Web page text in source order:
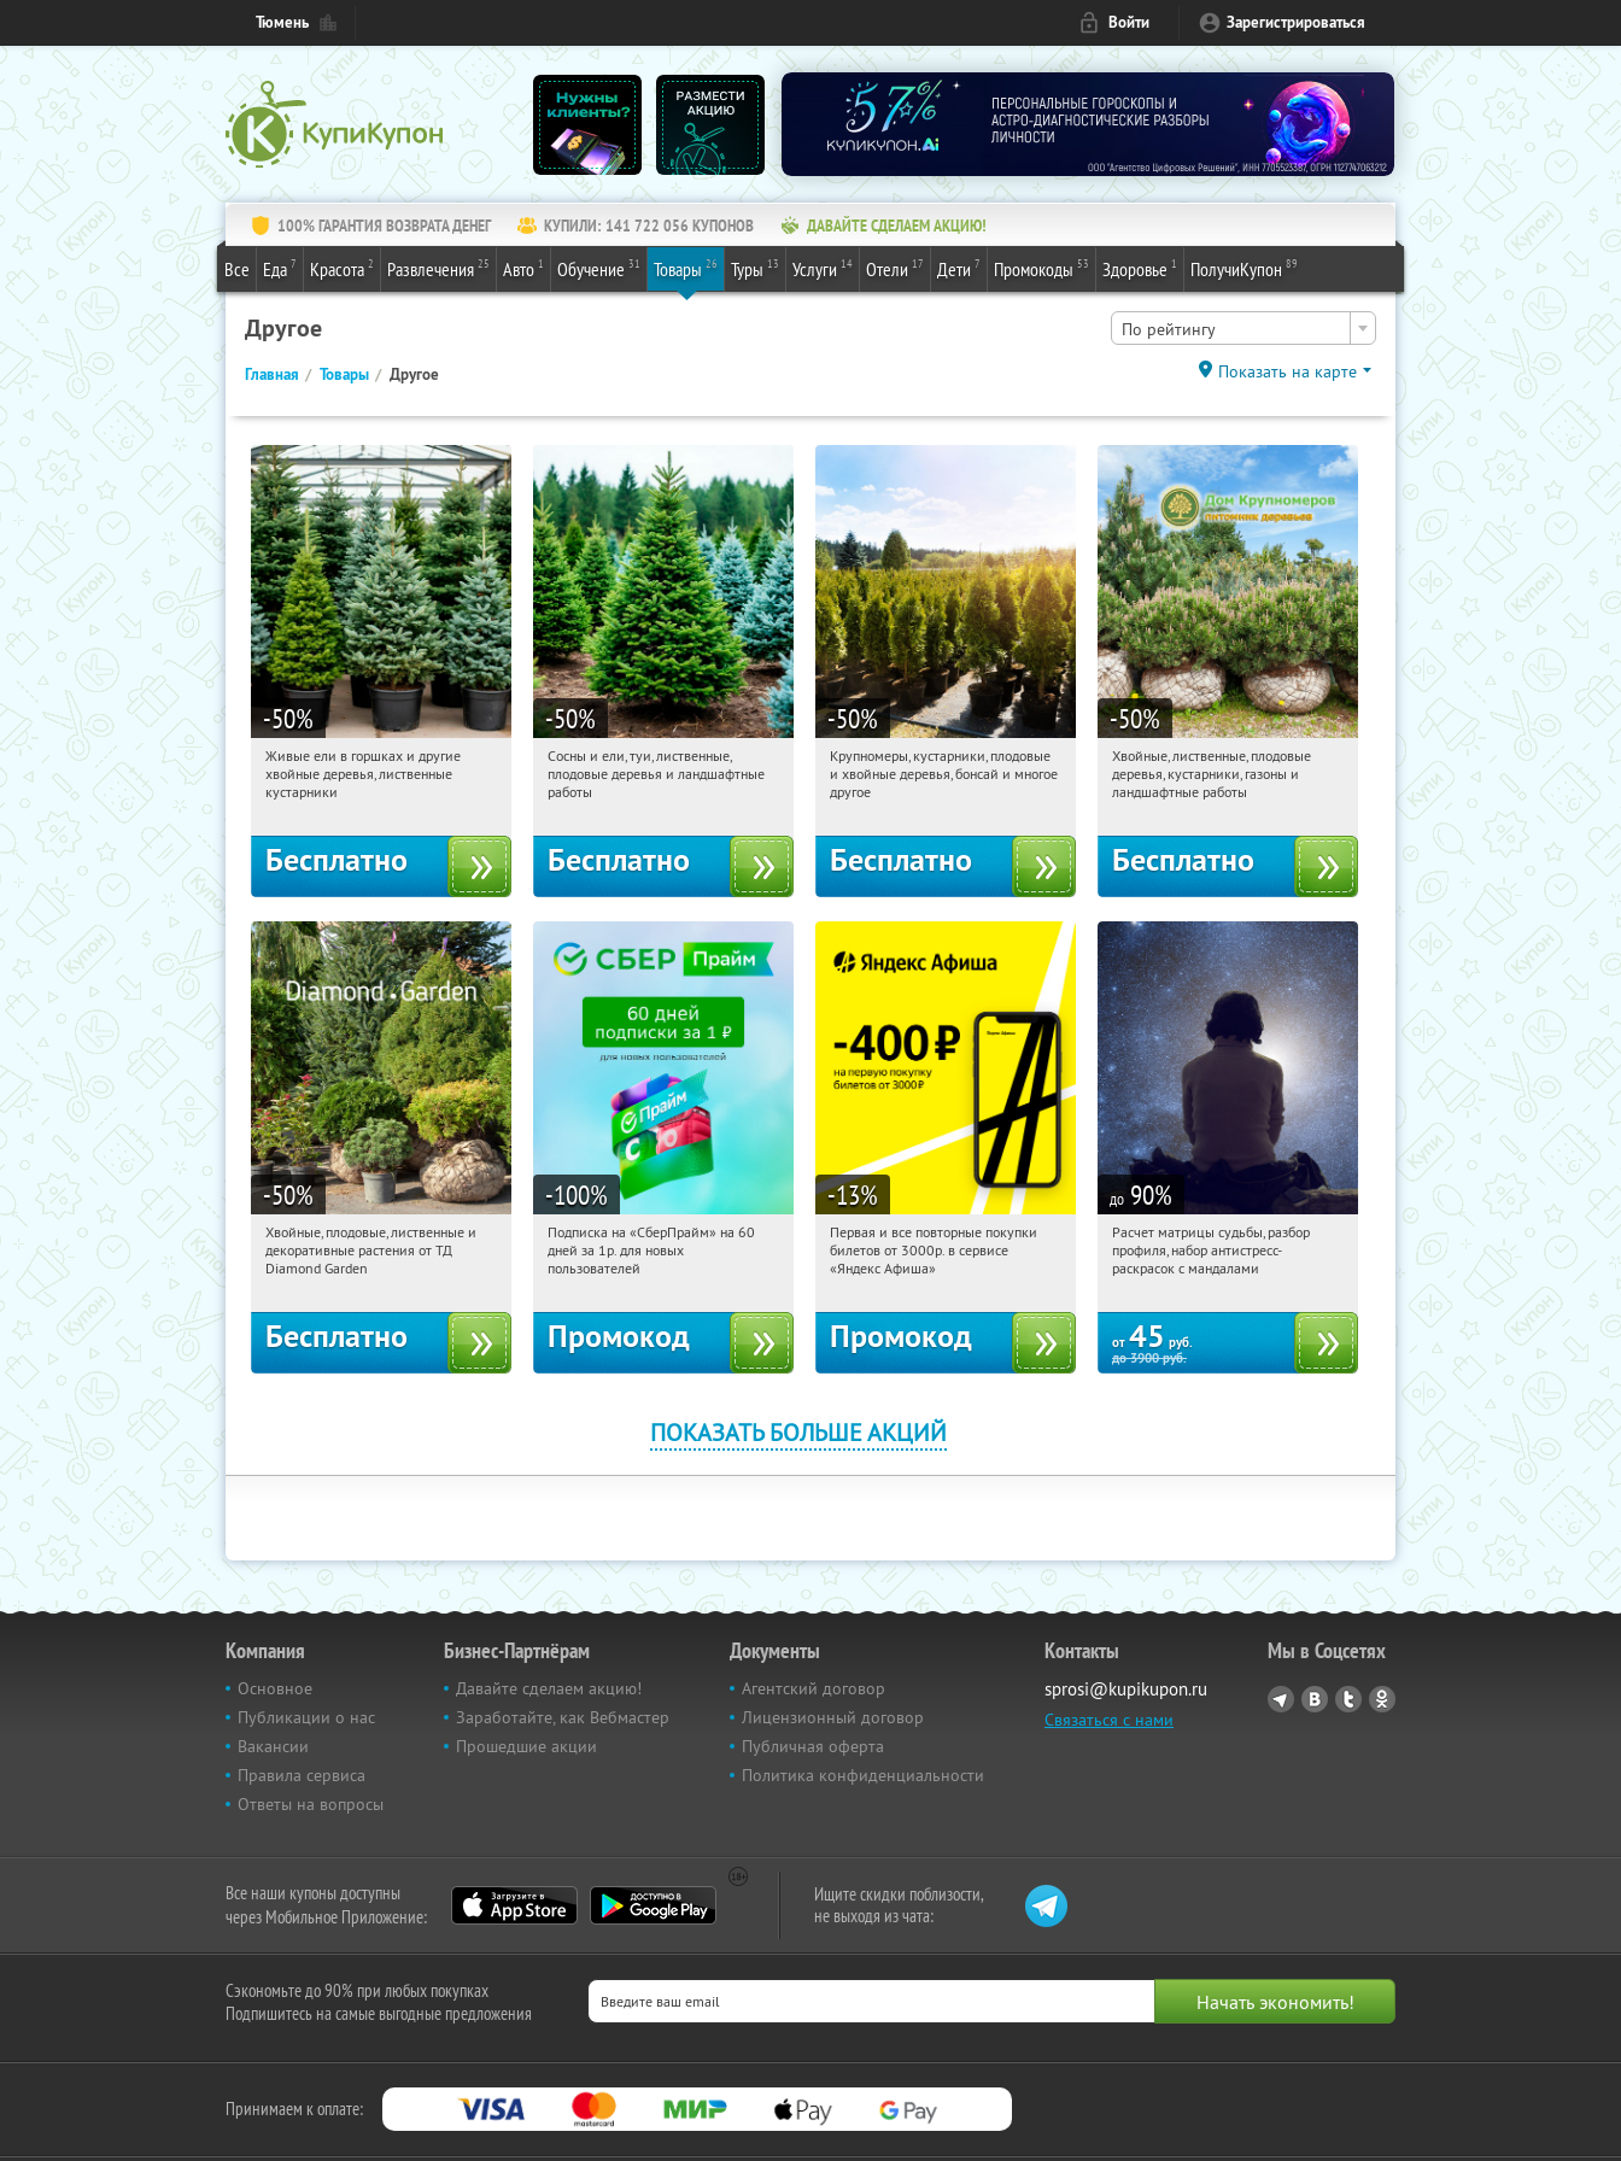
Тюмень Войти Зарегистрироваться
100% ГАРАНТИЯ ВОЗВРАТА ДЕНЕГ КУПИЛИ: 141 722 056 КУПОНОВ ДАВАЙТЕ СДЕЛАЕМ АКЦИЮ!
Все Еда 7 Красота 2 Развлечения 25 Авто 1 Обучение 31 Товары 26 Туры 13 Услуги 14 Отели 17 Дети 7 Промокоды 53 Здоровье 1 ПолучиКупон 89
Другое По рейтингу
Главная Товары Другое Показать на карте
-50%
15:16:10 Получили:
Московская обл., г. Химки,
Живые ели в горшках и другие
хвойные деревья, лиственные
кустарники
Бесплатно
-50%
15:16:10 Получили:
Московская обл., г. Химки,
Сосны и ели, туи, лиственные,
плодовые деревья и ландшафтные
работы
Бесплатно
-50%
15:16:10 Получили:28
Москва, Рябиновая улица, 17
Крупномеры, кустарники, плодовые
и хвойные деревья, бонсай и многое
другое
Бесплатно
-50%
15:16:10 Получили:
Павелецкая
Угрешская
Хвойные, лиственные, плодовые
деревья, кустарники, газоны и
ландшафтные работы
Бесплатно
-50%
15:16:10 Получили:
Выставочная
Хвойные, плодовые, лиственные и
декоративные растения от ТД
Diamond Garden
Бесплатно
-100%
15:16:10 Получили:
Россия
Подписка на «СберПрайм» на 60
дней за 1р. для новых
пользователей
Промокод
-13%
15:16:10 Получили:
Россия
Первая и все повторные покупки
билетов от 3000р. в сервисе
«Яндекс Афиша»
Промокод
до 90%
15:16:10 Купили:
Россия
Расчет матрицы судьбы, разбор
профиля, набор антистресс-
раскрасок с мандалами
от 45 руб.
до3900руб.
ПОКАЗАТЬ БОЛЬШЕ АКЦИЙ
Компания
Основное
Публикации о нас
Вакансии
Правила сервиса
Ответы на вопросы
Бизнес-Партнёрам
Давайте сделаем акцию!
Заработайте, как Вебмастер
Прошедшие акции
Документы
Агентский договор
Лицензионный договор
Публичная оферта
Политика конфиденциальности
Контакты
sprosi@kupikupon.ru
Связаться с нами
Мы в Соцсетях
Все наши купоны доступны
через Мобильное Приложение:
Ищите скидки поблизости,
не выходя из чата:
Сэкономьте до 90% при любых покупках
Подпишитесь на самые выгодные предложения
Принимаем к оплате: